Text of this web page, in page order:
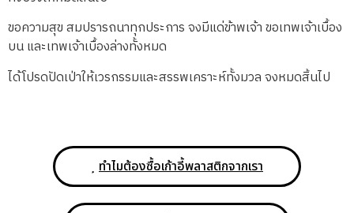
ขอความสุข สมปรารถนาทุกประการ จงมีแด่ข้าพเจ้า ขอเทพเจ้าเบื้อง
บน และเทพเจ้าเบื้องล่างทั้งหมด
ได้โปรดปัดเป่าให้เวรกรรมและสรรพเคราะห์ทั้งมวล จงหมดสิ้นไป
ทำไมต้องซื้อเก้าอี้พลาสติกจากเรา